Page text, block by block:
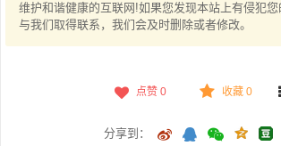
维护和谐健康的互联网!如果您发现本站上有侵犯
与我们取得联系，我们会及时删除或者修改。
点赞 0 收藏 0
分享到：